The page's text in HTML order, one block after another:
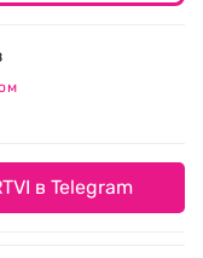
в Telegram